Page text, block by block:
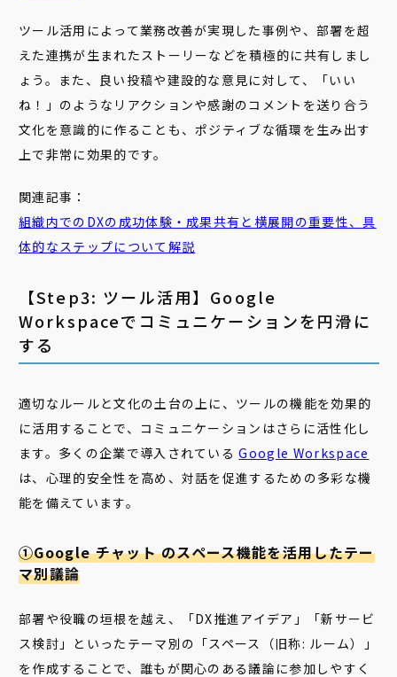
ツール活用によって業務改善が実現した事例や、部署を超
えた連携が生まれたストーリーなどを積極的に共有しまし
ょう。また、良い投稿や建設的な意見に対して、「いい
ね！」のようなリアクションや感謝のコメントを送り合う
文化を意識的に作ることも、ポジティブな循環を生み出す
上で非常に効果的です。
関連記事：
組織内でのDXの成功体験 ・成果共有と横展開の重要性、具
体的なステップについて解説
【Step3: ツール活用】Google
Workspaceでコミュニケーションを円滑に
する
適切なルールと文化の土台の上に、ツールの機能を効果的
に活用することで、コミュニケーションはさらに活性化し
ます。多くの企業で導入されているGoogle Workspace
は、心理的安全性を高め、対話を促進するための多彩な機
能を備えています。
①Google チャット のスペース機能を活用したテー
マ別議論
部署や役職の垣根を越え、「DX推進アイデア」「新サービ
ス検討」といったテーマ別の「スペース（旧称: ルーム）」
を作成することで、誰もが関心のある議論に参加しやすく